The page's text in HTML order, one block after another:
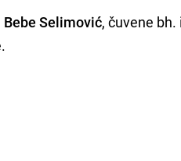
Bebe Selimović, čuvene